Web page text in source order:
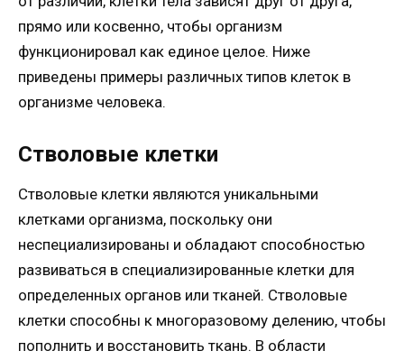
прямо или косвенно, чтобы организм
функционировал как единое целое. Ниже
приведены примеры различных типов клеток в
организме человека.
Стволовые клетки
Стволовые клетки являются уникальными
клетками организма, поскольку они
неспециализированы и обладают способностью
развиваться в специализированные клетки для
определенных органов или тканей. Стволовые
клетки способны к многоразовому делению, чтобы
пополнить и восстановить ткань. В области